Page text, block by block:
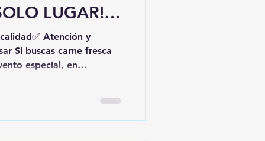
LUGAR!
🥩
Atención y
Si buscas carne fresca
especial, en
Morelos Poniente No.
informes: 227 105 27 88